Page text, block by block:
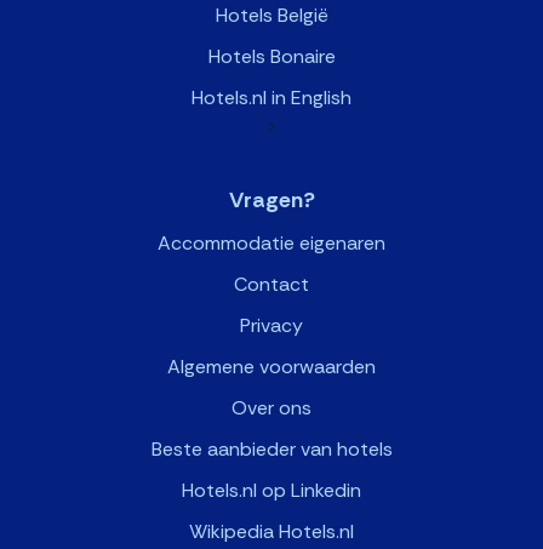
Hotels België
Hotels Bonaire
Hotels.nl in English
>
Vragen?
Accommodatie eigenaren
Contact
Privacy
Algemene voorwaarden
Over ons
Beste aanbieder van hotels
Hotels.nl op Linkedin
Wikipedia Hotels.nl